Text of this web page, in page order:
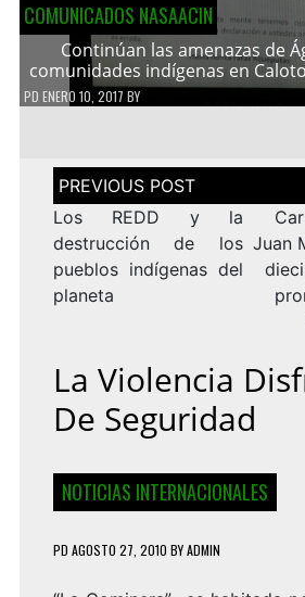
COMUNICADOS NASAACIN
Continúan las amenazas de
comunidades indígenas en
PD ENERO 10, 2017 BY
Navegación
de
entradas
Los REDD y la
destrucción de los
pueblos indígenas del
planeta
Juan
La Violencia
De Seguridad
NOTICIAS INTERNACIONALES
PD AGOSTO 27, 2010 BYADMIN